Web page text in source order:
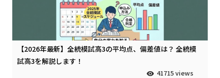
【2026年最新】全統模試高3の平均点、偏差値は？ 全統模
試高3を解説します！
41715 views